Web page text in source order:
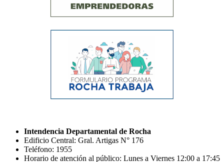
Intendencia Departamental de Rocha
Edificio Central: Gral. Artigas N° 176
Teléfono: 1955
Horario de atención al público: Lunes a Viernes 12:00 a 17:45